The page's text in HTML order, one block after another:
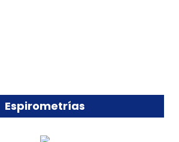
Espirometrías